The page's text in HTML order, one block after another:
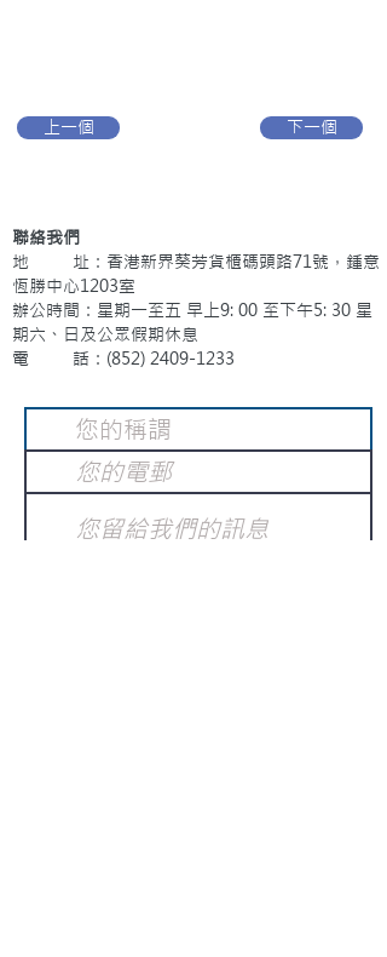
上一個 下一個
聯絡我們
地 址：香港新界葵芳貨櫃碼頭路71號，鍾意
恆勝中心1203室
辦公時間：星期一至五 早上9: 00 至下午5: 30 星
期六、日及公眾假期休息
電 話：(852) 2409-1233